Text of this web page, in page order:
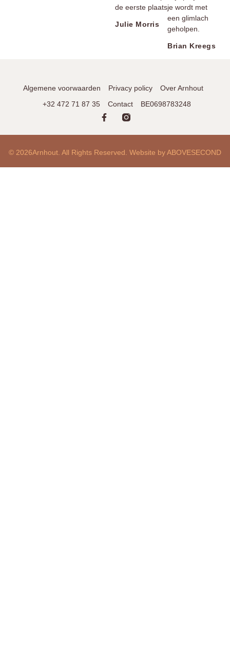
de eerste plaats
Julie Morris
je wordt met
een glimlach
geholpen.
Brian Kreegs
Algemene voorwaarden Privacy policy
Over Arnhout
+32 472 71 87 35
Contact BE0698783248
© 2026Arnhout. All Rights Reserved. Website by ABOVESECOND